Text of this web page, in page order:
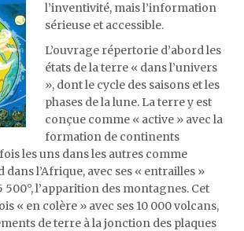
l’inventivité, mais l’information
sérieuse et accessible.
L’ouvrage répertorie d’abord les
états de la terre « dans l’univers
», dont le cycle des saisons et les
phases de la lune. La terre y est
conçue comme « active » avec la
formation de continents
les uns dans les autres comme
dans l’Afrique, avec ses « entrailles »
500°, l’apparition des montagnes. Cet
« en colère » avec ses 10 000 volcans,
de terre à la jonction des plaques